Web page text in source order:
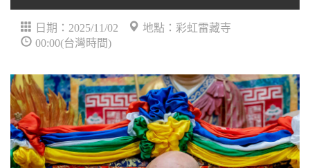
日期：2025/11/02
地點：彩虹雷藏寺
00:00(台灣時間)